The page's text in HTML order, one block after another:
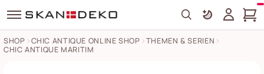
Search
SHOP CHIC ANTIQUE ONLINE SHOP
THEMEN & SERIEN
CHIC ANTIQUE MARITIM